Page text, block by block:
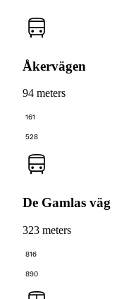
Åkervägen
94 meters
161
528
De Gamlas väg
323 meters
816
890